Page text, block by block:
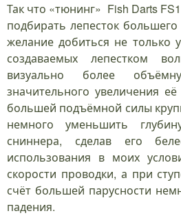
Так что «тюнинг» Fish Darts
подбирать лепесток большего
желание добиться не только
создаваемых лепестком
визуально более
значительного увеличения
большей подъёмной силы
немного уменьшить
сниннера, сделав его
использования в моих
скорости проводки, а при
счёт большей парусности
падения.